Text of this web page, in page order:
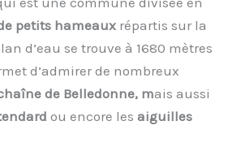
petits hameaux répartis sur la
d’eau se trouve à 1680 mètres
d’admirer de nombreux
de Belledonne, mais aussi
ou encore les aiguilles